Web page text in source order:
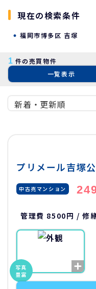
1 件の売買物件
一覧表示
プリメール吉塚
中古売マンション
管理費 8500円 / 修
写真
豊富
現在の検索条件
福岡市博多区 吉塚